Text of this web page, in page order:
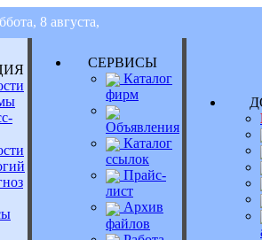
8 августа,
СЕРВИСЫ
Каталог
фирм
Объявления
Каталог
ссылок
Прайс-
лист
Архив
файлов